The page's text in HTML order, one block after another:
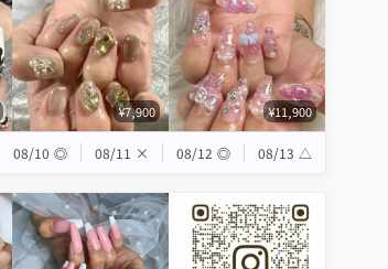
¥7,900 ¥11,900
08/10 ◎ 08/11 × 08/12 ◎ 08/13 △